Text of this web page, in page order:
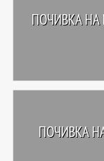
ПОЧИВКА НА
ПОЧИВКА